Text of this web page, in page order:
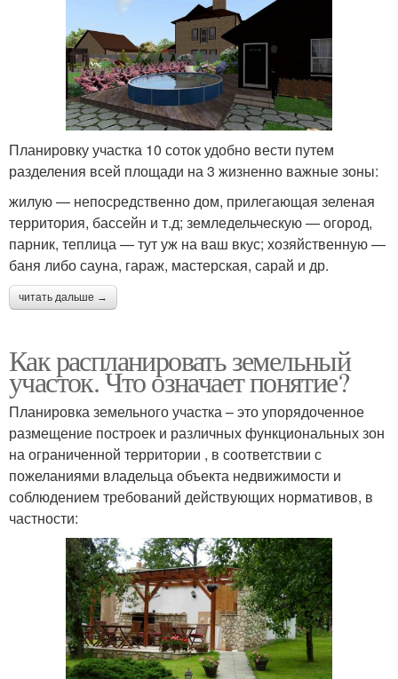
Планировку участка 10 соток удобно вести путем
разделения всей площади на 3 жизненно важные зоны:
жилую — непосредственно дом, прилегающая зеленая
территория, бассейн и т.д; земледельческую — огород,
парник, теплица — тут уж на ваш вкус; хозяйственную —
баня либо сауна, гараж, мастерская, сарай и др.
читать дальше →
Как распланировать земельный
участок. Что означает понятие?
Планировка земельного участка – это упорядоченное
размещение построек и различных функциональных зон
на ограниченной территории , в соответствии с
пожеланиями владельца объекта недвижимости и
соблюдением требований действующих нормативов, в
частности: